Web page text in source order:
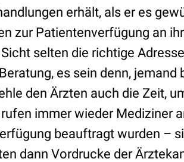
erhält, als er es
zur Patientenverfügung an
selten die richtige
es sein denn, jemand
den Ärzten auch die Zeit,
immer wieder Mediziner
beauftragt wurden –
dann Vordrucke der